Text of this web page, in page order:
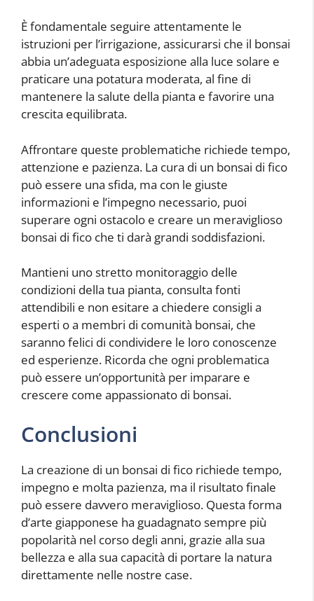
È fondamentale seguire attentamente le
istruzioni per l’irrigazione, assicurarsi che il bonsai
abbia un’adeguata esposizione alla luce solare e
praticare una potatura moderata, al fine di
mantenere la salute della pianta e favorire una
crescita equilibrata.
Affrontare queste problematiche richiede tempo,
attenzione e pazienza. La cura di un bonsai di fico
può essere una sfida, ma con le giuste
informazioni e l’impegno necessario, puoi
superare ogni ostacolo e creare un meraviglioso
bonsai di fico che ti darà grandi soddisfazioni.
Mantieni uno stretto monitoraggio delle
condizioni della tua pianta, consulta fonti
attendibili e non esitare a chiedere consigli a
esperti o a membri di comunità bonsai, che
saranno felici di condividere le loro conoscenze
ed esperienze. Ricorda che ogni problematica
può essere un’opportunità per imparare e
crescere come appassionato di bonsai.
Conclusioni
La creazione di un bonsai di fico richiede tempo,
impegno e molta pazienza, ma il risultato finale
può essere davvero meraviglioso. Questa forma
d’arte giapponese ha guadagnato sempre più
popolarità nel corso degli anni, grazie alla sua
bellezza e alla sua capacità di portare la natura
direttamente nelle nostre case.